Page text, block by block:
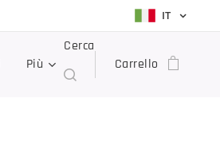
IT
Più
Cerca
Carrello